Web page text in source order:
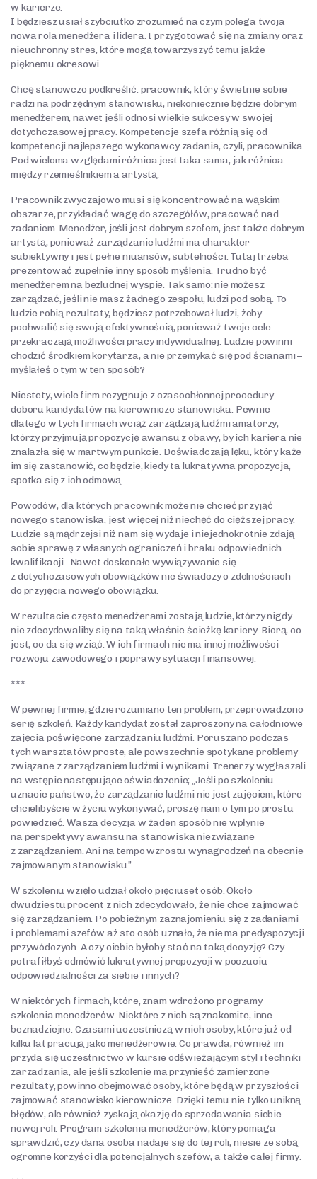
w karierze.
I będziesz usiał szybciutko zrozumieć na czym polega twoja
nowa rola menedżera i lidera. I przygotować się na zmiany oraz
nieuchronny stres, które mogą towarzyszyć temu jakże
pięknemu okresowi.
Chcę stanowczo podkreślić: pracownik, który świetnie sobie
radzi na podrzędnym stanowisku, niekoniecznie będzie dobrym
menedżerem, nawet jeśli odnosi wielkie sukcesy w swojej
dotychczasowej pracy. Kompetencje szefa różnią się od
kompetencji najlepszego wykonawcy zadania, czyli, pracownika.
Pod wieloma względami różnica jest taka sama, jak różnica
między rzemieślnikiem a artystą.
Pracownik zwyczajowo musi się koncentrować na wąskim
obszarze, przykładać wagę do szczegółów, pracować nad
zadaniem. Menedżer, jeśli jest dobrym szefem, jest także dobrym
artystą, ponieważ zarządzanie ludźmi ma charakter
subiektywny i jest pełne niuansów, subtelności. Tutaj trzeba
prezentować zupełnie inny sposób myślenia. Trudno być
menedżerem na bezludnej wyspie. Tak samo: nie możesz
zarządzać, jeśli nie masz żadnego zespołu, ludzi pod sobą. To
ludzie robią rezultaty, będziesz potrzebował ludzi, żeby
pochwalić się swoją efektywnością, ponieważ twoje cele
przekraczają możliwości pracy indywidualnej. Ludzie powinni
chodzić środkiem korytarza, a nie przemykać się pod ścianami –
myślałeś o tym w ten sposób?
Niestety, wiele firm rezygnuje z czasochłonnej procedury
doboru kandydatów na kierownicze stanowiska. Pewnie
dlatego w tych firmach wciąż zarządzają ludźmi amatorzy,
którzy przyjmują propozycję awansu z obawy, by ich kariera nie
znalazła się w martwym punkcie. Doświadczają lęku, który każe
im się zastanowić, co będzie, kiedy ta lukratywna propozycja,
spotka się z ich odmową.
Powodów, dla których pracownik może nie chcieć przyjąć
nowego stanowiska, jest więcej niż niechęć do cięższej pracy.
Ludzie są mądrzejsi niż nam się wydaje i niejednokrotnie zdają
sobie sprawę z własnych ograniczeń i braku odpowiednich
kwalifikacji. Nawet doskonałe wywiązywanie się
z dotychczasowych obowiązków nie świadczy o zdolnościach
do przyjęcia nowego obowiązku.
W rezultacie często menedżerami zostają ludzie, którzy nigdy
nie zdecydowaliby się na taką właśnie ścieżkę kariery. Biorą, co
jest, co da się wziąć. W ich firmach nie ma innej możliwości
rozwoju zawodowego i poprawy sytuacji finansowej.
***
W pewnej firmie, gdzie rozumiano ten problem, przeprowadzono
serię szkoleń. Każdy kandydat został zaproszony na całodniowe
zajęcia poświęcone zarządzaniu ludźmi. Poruszano podczas
tych warsztatów proste, ale powszechnie spotykane problemy
związane z zarządzaniem ludźmi i wynikami. Trenerzy wygłaszali
na wstępie następujące oświadczenie; „Jeśli po szkoleniu
uznacie państwo, że zarządzanie ludźmi nie jest zajęciem, które
chcielibyście w życiu wykonywać, proszę nam o tym po prostu
powiedzieć. Wasza decyzja w żaden sposób nie wpłynie
na perspektywy awansu na stanowiska niezwiązane
z zarządzaniem. Ani na tempo wzrostu wynagrodzeń na obecnie
zajmowanym stanowisku.”
W szkoleniu wzięło udział około pięciuset osób. Około
dwudziestu procent z nich zdecydowało, że nie chce zajmować
się zarządzaniem. Po pobieżnym zaznajomieniu się z zadaniami
i problemami szefów aż sto osób uznało, że nie ma predyspozycji
przywódczych. A czy ciebie byłoby stać na taką decyzję? Czy
potrafiłbyś odmówić lukratywnej propozycji w poczuciu
odpowiedzialności za siebie i innych?
W niektórych firmach, które, znam wdrożono programy
szkolenia menedżerów. Niektóre z nich są znakomite, inne
beznadziejne. Czasami uczestniczą w nich osoby, które już od
kilku lat pracują jako menedżerowie. Co prawda, również im
przyda się uczestnictwo w kursie odświeżającym styl i techniki
zarzadzania, ale jeśli szkolenie ma przynieść zamierzone
rezultaty, powinno obejmować osoby, które będą w przyszłości
zajmować stanowisko kierownicze. Dzięki temu nie tylko unikną
błędów, ale również zyskają okazję do sprzedawania siebie
nowej roli. Program szkolenia menedżerów, który pomaga
sprawdzić, czy dana osoba nadaje się do tej roli, niesie ze sobą
ogromne korzyści dla potencjalnych szefów, a także całej firmy.